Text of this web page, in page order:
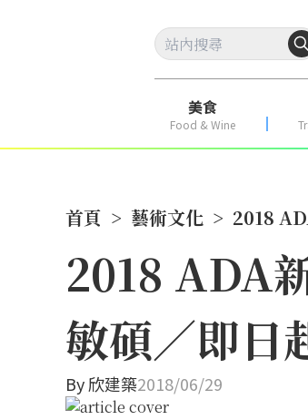
美食
Food & Wine
首頁 > 藝術文化 > 2018
2018 ADA
敏碩／即日
By欣建築2018/06/29